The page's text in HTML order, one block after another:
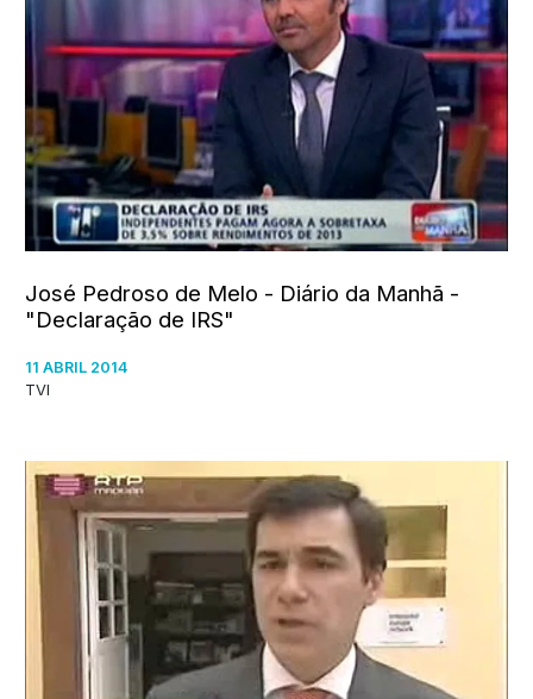
José Pedroso de Melo - Diário da Manhã -
"Declaração de IRS"
11 ABRIL 2014
TVI